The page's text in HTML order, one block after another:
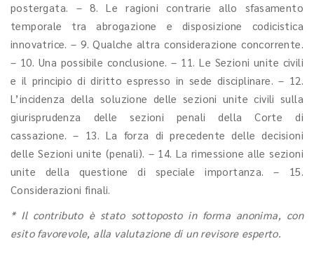
postergata. – 8. Le ragioni contrarie allo sfasamento
temporale tra abrogazione e disposizione codicistica
innovatrice. – 9. Qualche altra considerazione concorrente.
– 10. Una possibile conclusione. – 11. Le Sezioni unite civili
e il principio di diritto espresso in sede disciplinare. – 12.
L’incidenza della soluzione delle sezioni unite civili sulla
giurisprudenza delle sezioni penali della Corte di
cassazione. – 13. La forza di precedente delle decisioni
delle Sezioni unite (penali). – 14. La rimessione alle sezioni
unite della questione di speciale importanza. – 15.
Considerazioni finali.
* Il contributo è stato sottoposto in forma anonima, con
esito favorevole, alla valutazione di un revisore esperto.